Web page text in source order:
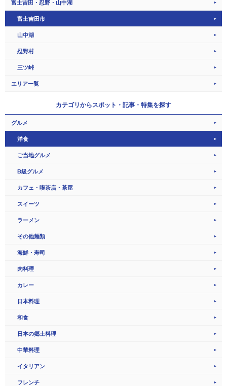
富士吉田・忍野・山中湖
富士吉田市
山中湖
忍野村
三ツ峠
エリア一覧
カテゴリから スポット・記事・特集を探す
グルメ
洋食
ご当地グルメ
B級グルメ
カフェ・喫茶店・茶屋
スイーツ
ラーメン
その他麺類
海鮮・寿司
肉料理
カレー
日本料理
和食
日本の郷土料理
中華料理
イタリアン
フレンチ